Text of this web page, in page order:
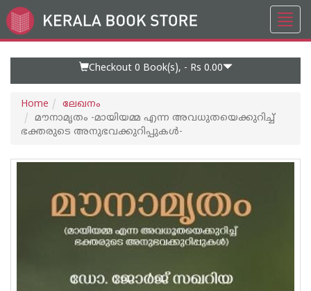
Go
to
Checkout 0 Book(s), - Rs 0.00
Home
ലേഖനം
മൗനാമൃതം -മായിയമ്മ എന്ന അവധുതയെക്കുറിച്ച്
ഭക്തരുടെ അനുഭവക്കുറിപ്പുകൾ-